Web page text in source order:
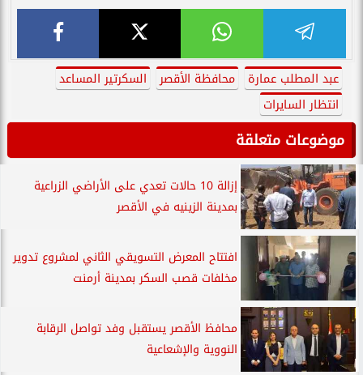
عبد المطلب عمارة محافظة الأقصر
السكرتير المساعد
انتظار السايرات
موضوعات متعلقة
إزالة 10 حالات تعدي على الأراضي الزراعية
بمدينة الزينيه في الأقصر
افتتاح المعرض التسويقي الثاني لمشروع تدوير
مخلفات قصب السكر بمدينة أرمنت
محافظ الأقصر يستقبل وفد تواصل الرقابة
النووية والإشعاعية